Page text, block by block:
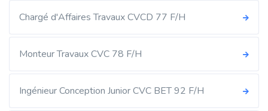
Chargé d'Affaires Travaux CVCD 77 F/H
Monteur Travaux CVC 78 F/H
Ingénieur Conception Junior CVC BET 92 F/H